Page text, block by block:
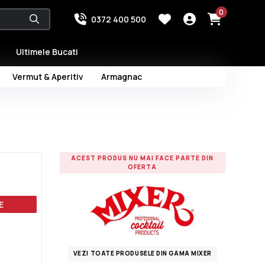
0372 400 500
0
Vermut & Aperitiv Armagnac
Ultimele Bucati
ACEST PRODUS NU MAI FACE PARTE DIN
OFERTA
VEZI TOATE PRODUSELE DIN GAMA MIXER